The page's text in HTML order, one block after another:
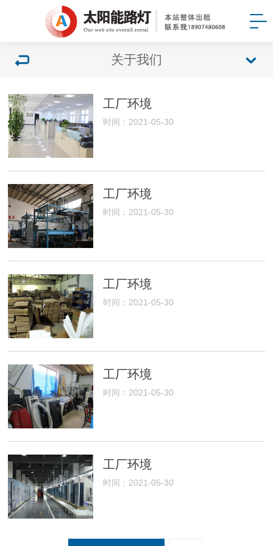
关于我们
工厂环境
时间：2021-05-30
工厂环境
时间：2021-05-30
工厂环境
时间：2021-05-30
工厂环境
时间：2021-05-30
工厂环境
时间：2021-05-30